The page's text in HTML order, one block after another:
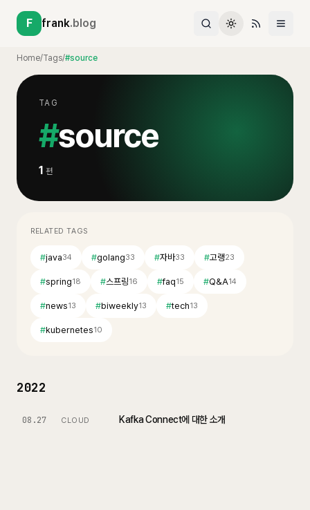
F frank.blog
Home/Tags/#source
TAG
#source
1 편
RELATED TAGS
#java34 #golang33 #자바33 #고랭23
#spring18 #스프링16 #faq15 #Q&A14
#news13 #biweekly13 #tech13
#kubernetes10
2022
08.27 CLOUD Kafka Connect에 대한 소개